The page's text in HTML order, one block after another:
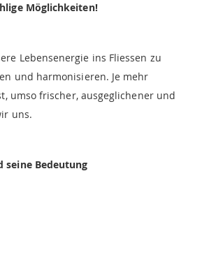
Möglichkeiten!
Lebensenergie ins Fliessen zu
und harmonisieren. Je mehr
umso frischer, ausgeglichener und
uns.
seine Bedeutung